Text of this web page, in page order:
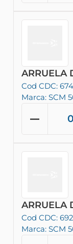
ARRUELA
Cod CDC: 674
Marca: SCM
ARRUELA
Cod CDC: 692
Marca: SCM